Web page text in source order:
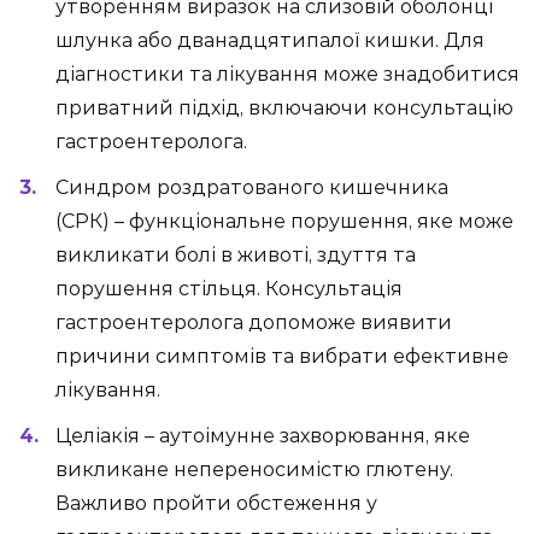
утворенням виразок на слизовій оболонці
шлунка або дванадцятипалої кишки. Для
діагностики та лікування може знадобитися
приватний підхід, включаючи консультацію
гастроентеролога.
Синдром роздратованого кишечника
(СРК) – функціональне порушення, яке може
викликати болі в животі, здуття та
порушення стільця. Консультація
гастроентеролога допоможе виявити
причини симптомів та вибрати ефективне
лікування.
Целіакія – аутоімунне захворювання, яке
викликане непереносимістю глютену.
Важливо пройти обстеження у